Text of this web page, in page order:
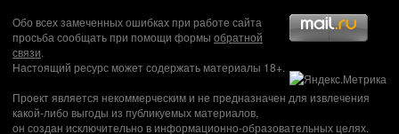
Обо всех замеченных ошибках при работе сайта
просьба сообщать при помощи формы обратной
связи.
Настоящий ресурс может содержать материалы 18+.
Проект является некоммерческим и не предназначен для извлечения
какой-либо выгоды из публикуемых материалов,
он создан исключительно в информационно-образовательных целях.